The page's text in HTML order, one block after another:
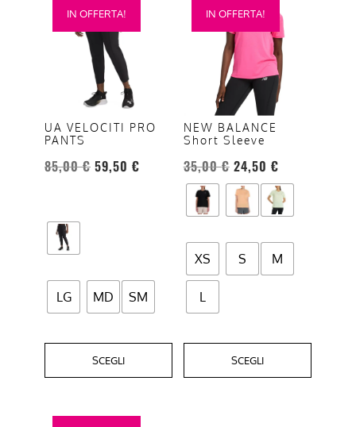
IN OFFERTA!
UA VELOCITI PRO
PANTS
85,00€ 59,50 €
LG MD SM
SCEGLI
prodotto
opzioni
possono
essere
pagina
del
IN OFFERTA!
NEW BALANCE
Short Sleeve
35,00€ 24,50 €
XS S M
L
SCEGLI
prodotto
varianti.
opzioni
possono
essere
scelte
nella
del
prodotto
Questo